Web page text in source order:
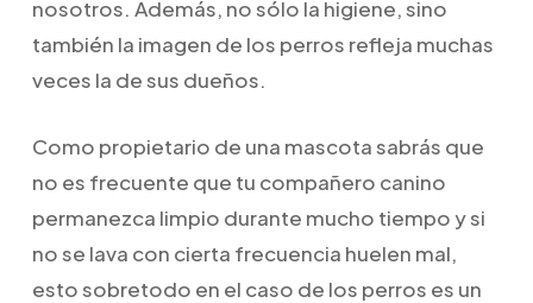
nosotros. Además, no sólo la higiene, sino
también la imagen de los perros refleja muchas
veces la de sus dueños.
Como propietario de una mascota sabrás que
no es frecuente que tu compañero canino
permanezca limpio durante mucho tiempo y si
no se lava con cierta frecuencia huelen mal,
esto sobretodo en el caso de los perros es un